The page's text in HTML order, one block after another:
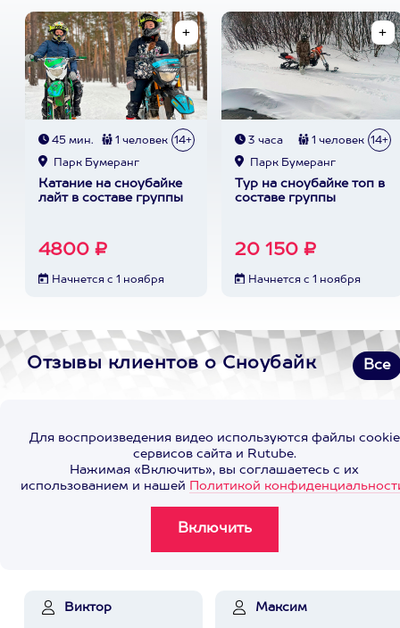
45 мин. 1 человек 14+
Парк Бумеранг
Катание на сноубайке
лайт в составе группы
4800 ₽
Начнется с 1 ноября
3 часа 1 человек 14+
Парк Бумеранг
Тур на сноубайке топ в
составе группы
20 150 ₽
Начнется с 1 ноября
Отзывы клиентов о Сноубайк Все
Для воспроизведения видео используются файлы cookie
сервисов сайта и Rutube.
Нажимая «Включить», вы соглашаетесь с их
использованием и нашей Политикой
Виктор Максим